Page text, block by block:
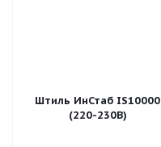
Штиль ИнСтаб IS10000
(220-230В)